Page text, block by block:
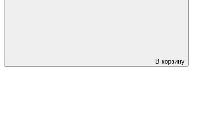
В корзину